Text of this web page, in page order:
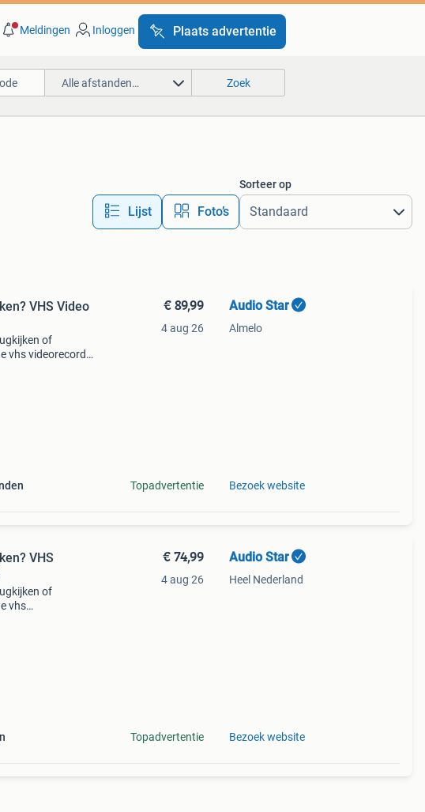
Meldingen Inloggen Plaats advertentie
Alle afstanden… Zoek
Lijst Foto’s
Sorteer op
VHS Video
of
vhs videorecorder
€ 89,99
4 aug 26
Topadvertentie
Audio Star
Almelo
Bezoek website
VHS
of
vhs
€ 74,99
4 aug 26
Topadvertentie
Audio Star
Heel Nederland
Bezoek website